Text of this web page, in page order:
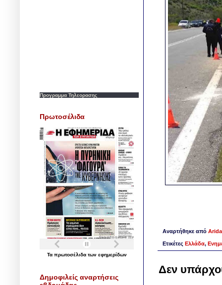
Αναρτήθηκε από
Ετικέτες Ελλάδα,
Δεν
Προγραμμα Τηλεορασης
Πρωτοσέλιδα
Τα πρωτοσέλιδα των εφημερίδων
Δημοφιλείς αναρτήσεις